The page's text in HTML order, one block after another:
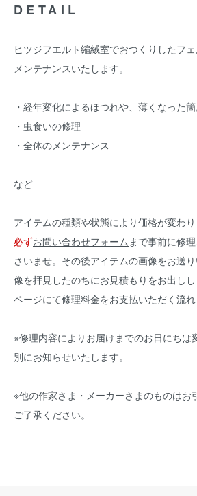
DETAIL
ヒツジフエルト縮絨室でおつくりしたフ
メンテナンスいたします。
・経年変化によるほつれや、薄くなった
・虫食いの修理
・全体のメンテナンス
など
アイテムの種類や状態により価格が変わり
必ずお問い合わせフォームまで事前に修
さいませ。その後アイテムの画像をお送
像を拝見したのちにお見積もりをお出し
ページにて修理料金をお支払いただく流れ
※修理内容によりお届けまでのお日にちは
別にお知らせいたします。
※他の作家さま・メーカーさまのものはお
ご了承ください。